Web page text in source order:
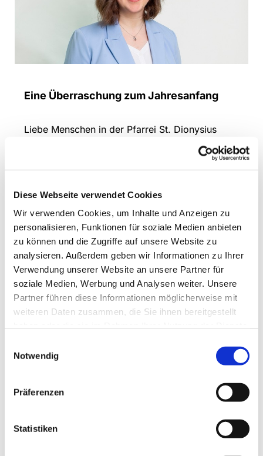
Diese Webseite verwendet Cookies
Wir verwenden Cookies, um Inhalte und Anzeigen zu
personalisieren, Funktionen für soziale Medien anbieten
zu können und die Zugriffe auf unsere Website zu
analysieren. Außerdem geben wir Informationen zu Ihrer
Verwendung unserer Website an unsere Partner für
soziale Medien, Werbung und Analysen weiter. Unsere
Partner führen diese Informationen möglicherweise mit
weiteren Daten zusammen, die Sie ihnen bereitgestellt
Notwendig
Präferenzen
Statistiken
Eine Überraschung zum Jahresanfang
Liebe Menschen in der Pfarrei St. Dionysius
Ich habe zum Jahresanfang eine Überraschung
geplant, dass ich nur zwei meiner drei
Ausbildungsjahre hier verbringen werde.
Dementsprechend hätte ich diesen Sommer
meine Stelle wechseln müssen. Umso mehr
freue ich mich, dass ich nun doch ein weiteres
Jahr hier in Herne bis Sommer 2027 bleiben
werde.
Derzeit bin ich nach Abschluss meiner
Ausbildung zur Religionslehrerin im Sommer
2025 schwerpunktmäßig in der Kinderkirche
Firmvorbereitung tätig. Außerdem begleite ich
und unterstütze die Schulpastoral. Welche
weiteren Aufgaben ich ab Sommer übernehmen
klären.